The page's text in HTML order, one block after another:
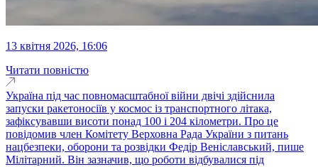
13 квітня 2026, 16:06
Читати повністю
Україна під час повномасштабної війни двічі здійснила
запуски ракетоносіїв у космос із транспортного літака,
зафіксувавши висоти понад 100 і 204 кілометри. Про це
повідомив член Комітету Верховна Рада України з питань
нацбезпеки, оборони та розвідки Федір Веніславський, пише
Мілітарний. Він зазначив, що роботи відбувалися під